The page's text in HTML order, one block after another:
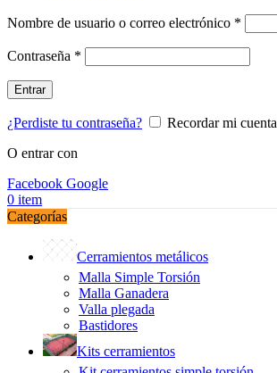
Nombre de usuario o correo electrónico *
Contraseña *
Entrar
¿Perdiste tu contraseña?
Recordar mi cuenta
O entrar con
Facebook Google
0 item
Categorías
Cerramientos metálicos
Malla Simple Torsión
Malla Ganadera
Valla plegada
Bastidores
Kits cerramientos